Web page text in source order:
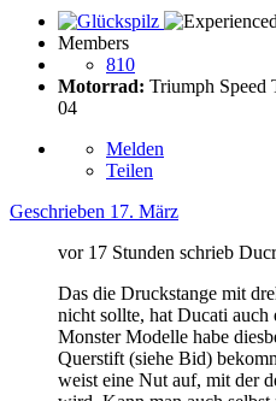
Members
810
Motorrad: Triumph Speed
04
Melden
Teilen
Geschrieben 17. März
vor 17 Stunden schrieb
Das die Druckstange mit
nicht sollte, hat Ducati auch
Monster Modelle habe
Querstift (siehe Bid)
weist eine Nut auf, mit der